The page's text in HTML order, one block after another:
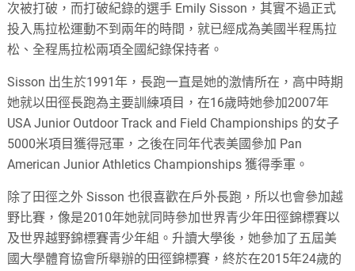
次被打破，而打破紀錄的選手 Emily Sisson，其實不過正式
投入馬拉松運動不到兩年的時間，就已經成為美國半程馬拉
松、全程馬拉松兩項全國紀錄保持者。
Sisson 出生於1991年，長跑一直是她的激情所在，高中時期
她就以田徑長跑為主要訓練項目，在16歲時她參加2007年
USA Junior Outdoor Track and Field Championships 的女子
5000米項目獲得冠軍，之後在同年代表美國參加 Pan
American Junior Athletics Championships 獲得季軍。
除了田徑之外 Sisson 也很喜歡在戶外長跑，所以也會參加越
野比賽，像是2010年她就同時參加世界青少年田徑錦標賽以
及世界越野錦標賽青少年組。升讀大學後，她參加了五屆美
國大學體育協會所舉辦的田徑錦標賽，終於在2015年24歲的